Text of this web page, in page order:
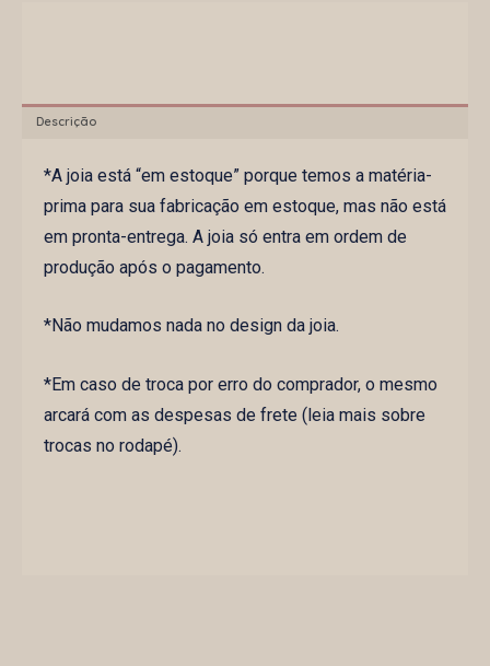
Descrição
*A joia está “em estoque” porque temos a matéria-
prima para sua fabricação em estoque, mas não está
em pronta-entrega. A joia só entra em ordem de
produção após o pagamento.
*Não mudamos nada no design da joia.
*Em caso de troca por erro do comprador, o mesmo
arcará com as despesas de frete (leia mais sobre
trocas no rodapé).